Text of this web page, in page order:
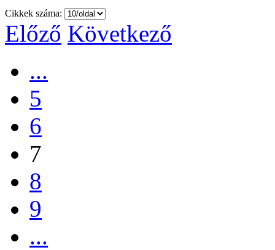
Cikkek száma:
Előző Következő
...
5
6
7
8
9
...